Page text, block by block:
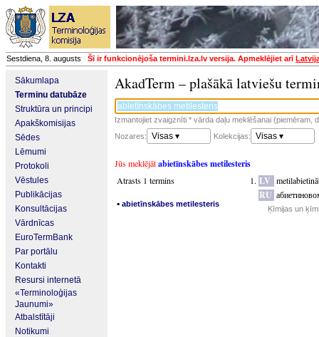
Sestdiena, 8. augusts Šī ir funkcionējoša termini.lza.lv versija. Apmeklējiet arī
Sākumlapa
Terminu datubāze
Struktūra un principi
Apakškomisijas
Sēdes
Lēmumi
Protokoli
Vēstules
Publikācijas
Konsultācijas
Vārdnīcas
EuroTermBank
Par portālu
Kontakti
Resursi internetā
«Terminoloģijas
Jaunumi»
Atbalstītāji
Notikumi
AkadTerm – plašākā latviešu
Izmantojiet zvaigznīti * vārda daļu meklēšanai (piemēram,
Nozares:
Visas ▾ Kolekcijas: Visas ▾
Jūs meklējātabietīnskābes metilesteris
Atrasts 1 termins
▪ abietīnskābes metilesteris
LV
RU
Ķīmijas un